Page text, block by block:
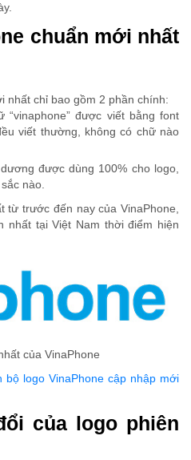
chuẩn mới nhất
nhất chỉ bao gồm 2 phần chính:
“vinaphone” được viết bằng font
viết thường, không có chữ nào
được dùng 100% cho logo,
nào.
từ trước đến nay của VinaPhone,
nhất tại Việt Nam thời điểm hiện
của VinaPhone
bộ logo VinaPhone cập nhập mới
của logo phiên